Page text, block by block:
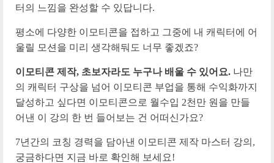
터의 느낌을 완성할 수 있답니다.
평소에 다양한 이모티콘을 접하고 그중에 내 캐릭터에 어
울릴 모션을 미리 생각해둬도 너무 좋겠죠?
이모티콘 제작, 초보자라도 누구나 배울 수 있어요. 나만
의 캐릭터 구상을 넘어 이모티콘 부업을 통해 수익화까지
달성하고 싶다면 이모티콘으로 월수입 2천만 원을 만들
어낸 이 강의 한 번 들어보는 건 어떠신가요?
7년간의 코칭 경력을 담아낸 이모티콘 제작 마스터 강의,
궁금하다면 지금 바로 확인해 보세요!